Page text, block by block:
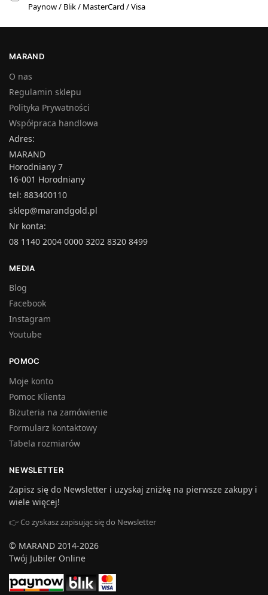
Paynow / Blik / MasterCard / Visa
MARAND
O nas
Regulamin sklepu
Polityka Prywatności
Współpraca handlowa
Adres:
MARAND
Horodniany 7
16-001 Horodniany
tel: 883400110
sklep@marandgold.pl
Nr konta:
08 1140 2004 0000 3202 8320 8499
MEDIA
Blog
Facebook
Instagram
Youtube
POMOC
Moje konto
Pomoc Klienta
Biżuteria na zamówienie
Formularz kontaktowy
Tabela rozmiarów
NEWSLETTER
Zapisz się do Newsletter i uzyskaj zniżkę na pierwsze zakupy i
wiele więcej!
👉 Co zyskasz zapisując się do Newsletter
© MARAND 2014-2026
Twój Jubiler Online